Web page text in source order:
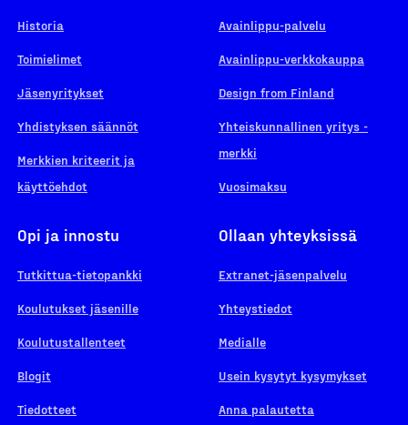
Historia
Toimielimet
Jäsenyritykset
Yhdistyksen säännöt
Merkkien kriteerit ja
käyttöehdot
Avainlippu-palvelu
Avainlippu-verkkokauppa
Design from Finland
Yhteiskunnallinen yritys -
merkki
Vuosimaksu
Opi ja innostu
Tutkittua-tietopankki
Koulutukset jäsenille
Koulutustallenteet
Blogit
Tiedotteet
Ollaan yhteyksissä
Extranet-jäsenpalvelu
Yhteystiedot
Medialle
Usein kysytyt kysymykset
Anna palautetta